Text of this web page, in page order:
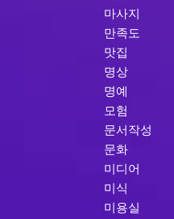
마사지
만족도
맛집
명상
명예
모험
문서작성
문화
미디어
미식
미용실